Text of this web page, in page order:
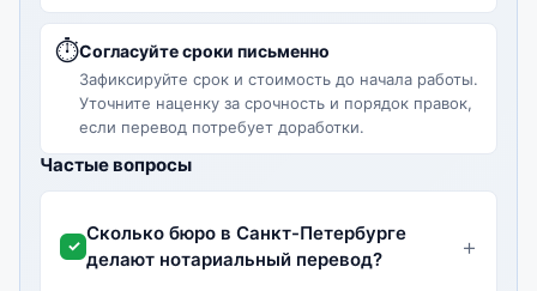
⏱Согласуйте сроки письменно
Зафиксируйте срок и стоимость до начала работы.
Уточните наценку за срочность и порядок правок,
если перевод потребует доработки.
Частые вопросы
Сколько бюро в Санкт-Петербурге
делают нотариальный перевод?